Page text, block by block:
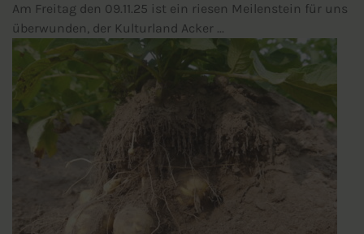
Am Freitag den 09.11.25 ist ein riesen Meilenstein für uns
überwunden, der Kulturland Acker ...